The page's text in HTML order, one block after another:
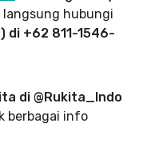
langsung hubungi
di +62 811-1546-
di @Rukita_Indo
berbagai info